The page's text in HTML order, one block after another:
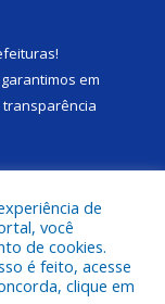
!
em
transparência
de Alenquer.
de
você
de cookies.
é feito, acesse
clique em